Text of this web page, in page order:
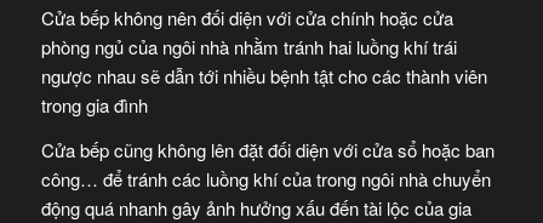
Cửa bếp không nên đối diện với cửa chính hoặc cửa
phòng ngủ của ngôi nhà nhằm tránh hai luồng khí trái
ngược nhau sẽ dẫn tới nhiều bệnh tật cho các thành viên
trong gia đình
Cửa bếp cũng không lên đặt đối diện với cửa sổ hoặc ban
công… để tránh các luồng khí của trong ngôi nhà chuyển
động quá nhanh gây ảnh hưởng xấu đến tài lộc của gia